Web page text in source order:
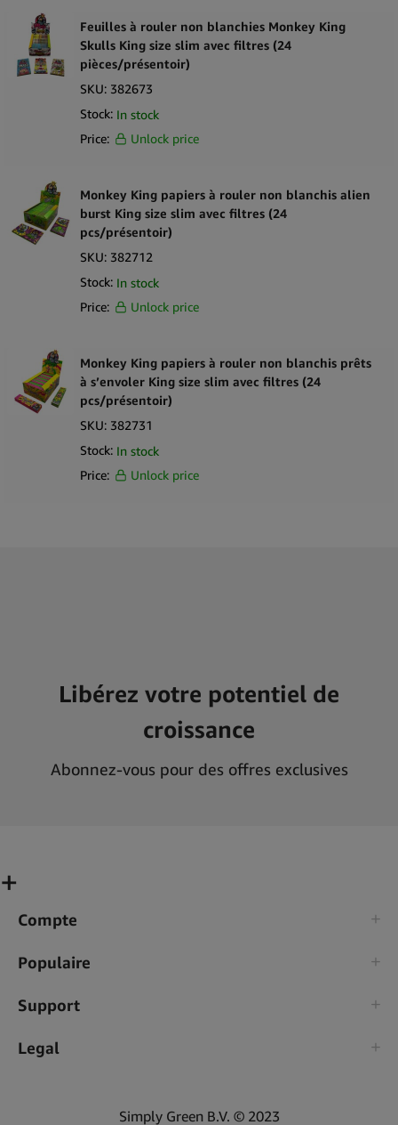
Feuilles à rouler non blanchies Monkey King
Skulls King size slim avec filtres (24
pièces/présentoir)
SKU: 382673
Stock: In stock
Price:
Unlock price
Monkey King papiers à rouler non blanchis alien
burst King size slim avec filtres (24
pcs/présentoir)
SKU: 382712
Stock: In stock
Price:
Unlock price
Monkey King papiers à rouler non blanchis prêts
à s’envoler King size slim avec filtres (24
pcs/présentoir)
SKU: 382731
Stock: In stock
Price:
Unlock price
Libérez votre potentiel de
croissance
Abonnez-vous pour des offres exclusives
Compte
Populaire
Support
Legal
Simply Green B.V. © 2023